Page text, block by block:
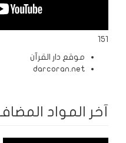
151
موقع دار القرآن
darcoran.net
آخر المواد